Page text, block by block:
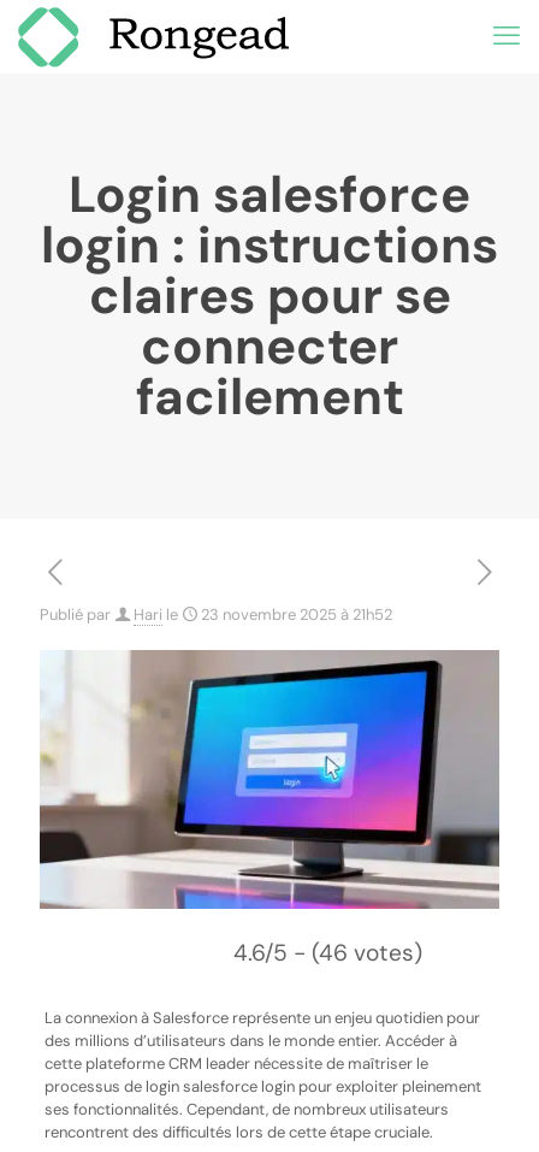
Login salesforce
login : instructions
claires pour se
connecter
facilement
Publié par Hari le 23 novembre 2025 à 21h52
4.6/5 - (46 votes)
La connexion à Salesforce représente un enjeu quotidien pour
des millions d’utilisateurs dans le monde entier. Accéder à
cette plateforme CRM leader nécessite de maîtriser le
processus de login salesforce login pour exploiter pleinement
ses fonctionnalités. Cependant, de nombreux utilisateurs
rencontrent des difficultés lors de cette étape cruciale.